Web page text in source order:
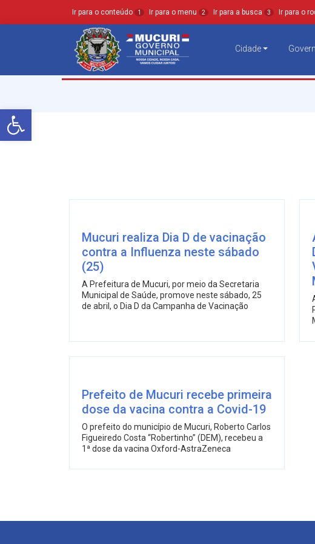
Barra de Ferramentas Aberta
Ir para o conteúdo 1 Ir para o menu 2 Ir para a busca 3 Ir para o
Cidade
Mucuri realiza Dia D de vacinação
contra a Influenza neste sábado
(25)
A Prefeitura de Mucuri, por meio da Secretaria
Municipal de Saúde, promove neste sábado, 25
de abril, o Dia D da Campanha de Vacinação
Prefeito de Mucuri recebe primeira
dose da vacina contra a Covid-19
O prefeito do município de Mucuri, Roberto Carlos
Figueiredo Costa “Robertinho” (DEM), recebeu a
1ª dose da vacina Oxford-AstraZeneca